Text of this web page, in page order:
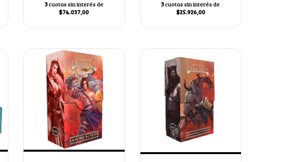
3cuotas sin interés de
$74.037,00
3cuotas sin interés de
$25.926,00